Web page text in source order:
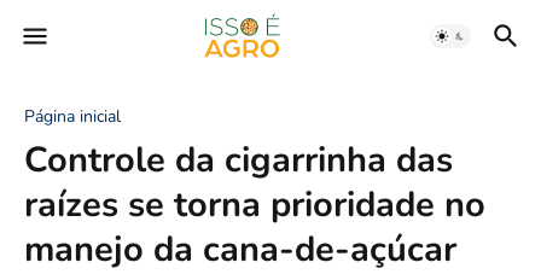
Página inicial
Controle da cigarrinha das
raízes se torna prioridade no
manejo da cana-de-açúcar